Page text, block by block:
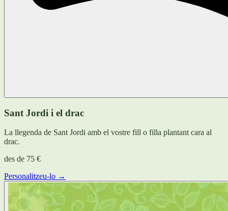
Sant Jordi i el drac
La llegenda de Sant Jordi amb el vostre fill o filla plantant cara al
drac.
des de 75 €
Personalitzeu-lo →